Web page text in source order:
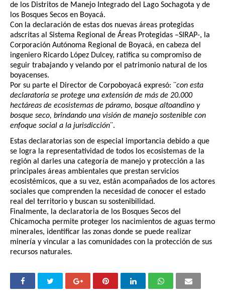
de los Distritos de Manejo Integrado del Lago Sochagota y de
los Bosques Secos en Boyacá.
Con la declaración de estas dos nuevas áreas protegidas
adscritas al Sistema Regional de Áreas Protegidas –SIRAP-, la
Corporación Autónoma Regional de Boyacá, en cabeza del
ingeniero Ricardo López Dulcey, ratifica su compromiso de
seguir trabajando y velando por el patrimonio natural de los
boyacenses.
Por su parte el Director de Corpoboyacá expresó: ¨con esta
declaratoria se protege una extensión de más de 20.000
hectáreas de ecosistemas de páramo, bosque altoandino y
bosque seco, brindando una visión de manejo sostenible con
enfoque social a la jurisdicción¨.
Estas declaratorias son de especial importancia debido a que
se logra la representatividad de todos los ecosistemas de la
región al darles una categoría de manejo y protección a las
principales áreas ambientales que prestan servicios
ecosistémicos, que a su vez, están acompañados de los actores
sociales que comprenden la necesidad de conocer el estado
real del territorio y buscan su sostenibilidad.
Finalmente, la declaratoria de los Bosques Secos del
Chicamocha permite proteger los nacimientos de aguas termo
minerales, identificar las zonas donde se puede realizar
minería y vincular a las comunidades con la protección de sus
recursos naturales.